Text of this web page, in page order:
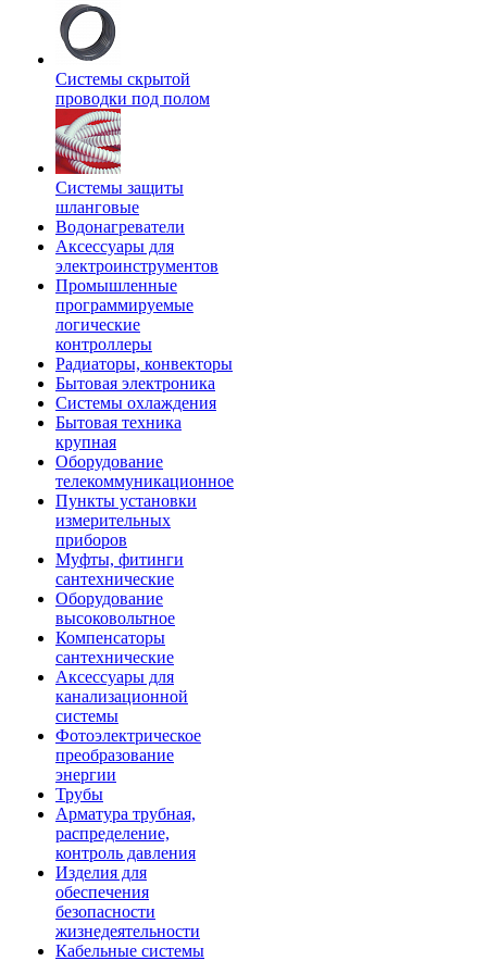
Системы скрытой
проводки под полом
Системы защиты
шланговые
Водонагреватели
Аксессуары для
электроинструментов
Промышленные
программируемые
логические
контроллеры
Радиаторы, конвекторы
Бытовая электроника
Системы охлаждения
Бытовая техника
крупная
Оборудование
телекоммуникационное
Пункты установки
измерительных
приборов
Муфты, фитинги
сантехнические
Оборудование
высоковольтное
Компенсаторы
сантехнические
Аксессуары для
канализационной
системы
Фотоэлектрическое
преобразование
энергии
Трубы
Арматура трубная,
распределение,
контроль давления
Изделия для
обеспечения
безопасности
жизнедеятельности
Кабельные системы